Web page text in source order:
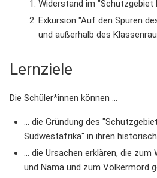
Widerstand im
Exkursion "Auf den Spuren
und außerhalb des
Lernziele
Die Schüler*innen können ...
... die Gründung des
Südwestafrika" in ihren
... die Ursachen erklären, die zum
und Nama und zum Völkermord